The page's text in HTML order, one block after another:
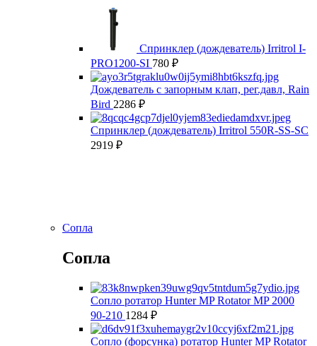
Спринклер (дождеватель) Irritrol I-
PRO1200-SI 780 ₽
Дождеватель с запорным клап, рег.давл, Rain
Bird 2286 ₽
Спринклер (дождеватель) Irritrol 550R-SS-SC
2919 ₽
Сопла
Сопла
Сопло ротатор Hunter MP Rotator MP 2000
90-210 1284 ₽
Сопло (форсунка) ротатор Hunter MP Rotator